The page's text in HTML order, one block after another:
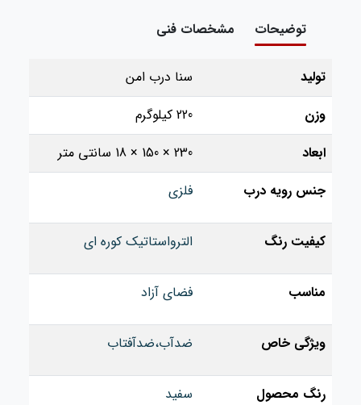
توضیحات مشخصات فنی
تولید
سنا درب امن
وزن
220 کیلوگرم
ابعاد
230 × 150 × 18 سانتی متر
جنس رویه درب
فلزی
کیفیت رنگ الترواستاتیک کوره ای
مناسب فضای آزاد
ویژگی خاص ضدآب،ضدآفتاب
رنگ محصول سفید